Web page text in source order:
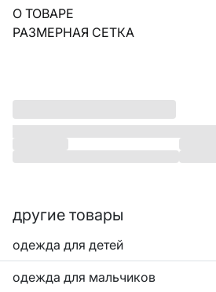
О ТОВАРЕ
РАЗМЕРНАЯ СЕТКА
другие товары
одежда для детей
одежда для мальчиков